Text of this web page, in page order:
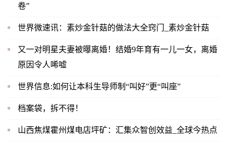
卷”
世界微速讯：素炒金针菇的做法大全窍门_素炒金针菇
又一对明星夫妻被曝离婚！结婚9年育有一儿一女，离婚
原因令人唏嘘
世界信息:如何让本科生导师制“叫好”更“叫座”
档案袋，拆不得！
山西焦煤霍州煤电店坪矿：汇集众智创效益_全球今热点